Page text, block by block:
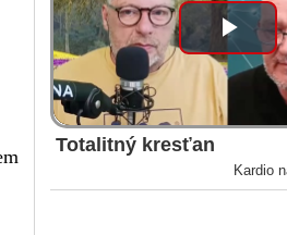
Totalitný kresťan
Kardio